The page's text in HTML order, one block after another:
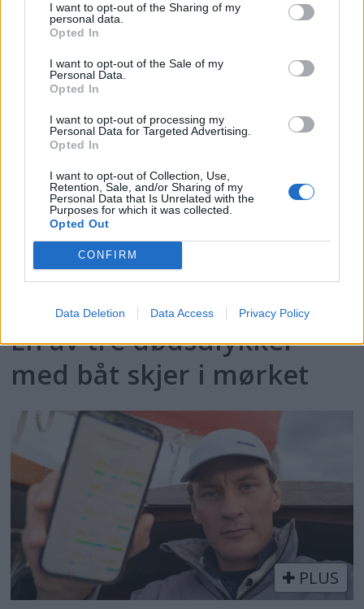
I want to opt-out of the Sharing of my
personal data.
Opted In
I want to opt-out of the Sale of my
Personal Data.
Opted In
I want to opt-out of processing my
Personal Data for Targeted Advertising.
Opted In
I want to opt-out of Collection, Use,
Retention, Sale, and/or Sharing of my
Personal Data that Is Unrelated with the
Purposes for which it was collected.
Opted Out
CONFIRM
Data Deletion Data Access Privacy Policy
PLUS
– Et mareritt
En av tre dødsulykker
med båt skjer i mørket
PLUS